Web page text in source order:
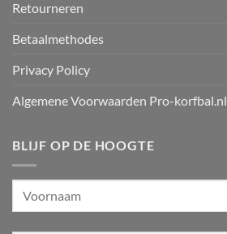
Retourneren
Betaalmethodes
Privacy Policy
Algemene Voorwaarden Pro-korfbal.nl
BLIJF OP DE HOOGTE